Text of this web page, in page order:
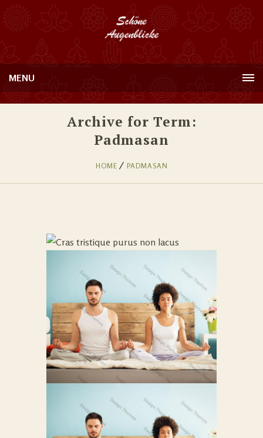
MENU
Archive for Term:
Padmasan
HOME PADMASAN
CRAS TRISTIQUE
DUIS FERMENTUM
Phasellus Tincidunt Ac Sed